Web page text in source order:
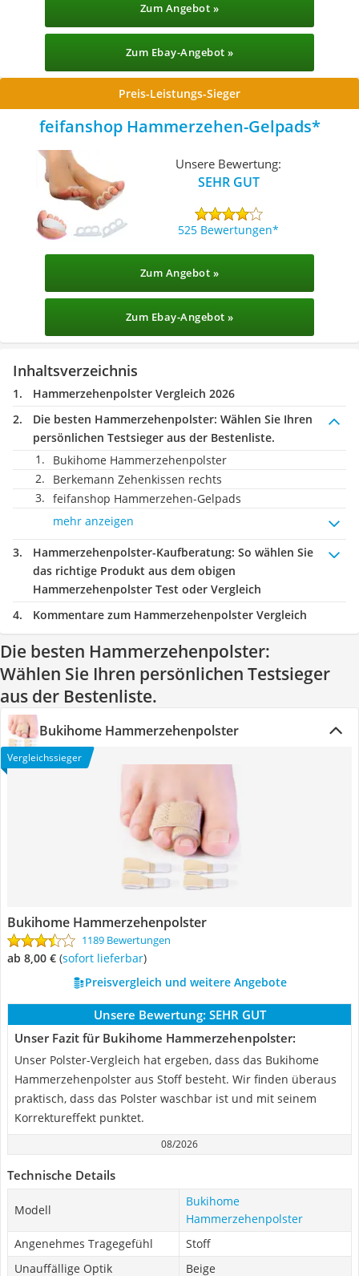
Zum Angebot »
Zum Ebay-Angebot »
Preis-Leistungs-Sieger
feifanshop Hammerzehen-Gelpads
Unsere Bewertung:
SEHR GUT
525 Bewertungen
Zum Angebot »
Zum Ebay-Angebot »
Inhaltsverzeichnis
Hammerzehenpolster Vergleich 2026
Die besten Hammerzehenpolster: Wählen Sie Ihren
persönlichen Testsieger aus der Bestenliste.
Bukihome Hammerzehenpolster
Berkemann Zehenkissen rechts
feifanshop Hammerzehen-Gelpads
mehr anzeigen
Hammerzehenpolster-Kaufberatung: So wählen Sie
das richtige Produkt aus dem obigen
Hammerzehenpolster Test oder Vergleich
Kommentare zum Hammerzehenpolster Vergleich
Die besten Hammerzehenpolster:
Wählen Sie Ihren persönlichen Testsieger
aus der Bestenliste.
Bukihome Hammerzehenpolster
Vergleichssieger
Bukihome Hammerzehenpolster
1189 Bewertungen
ab 8,00 € ( Sofort lieferbar)
Preisvergleich und weitere Angebote
Unsere Bewertung: SEHR GUT
Unser Fazit für Bukihome Hammerzehenpolster:
Unser Polster-Vergleich hat ergeben, dass das Bukihome
Hammerzehenpolster aus Stoff besteht. Wir finden überaus
praktisch, dass das Polster waschbar ist und mit seinem
Korrektureffekt punktet.
08/2026
Technische Details
Modell
Bukihome
Hammerzehenpolster
Angenehmes Tragegefühl
Stoff
Unauffällige Optik
Beige